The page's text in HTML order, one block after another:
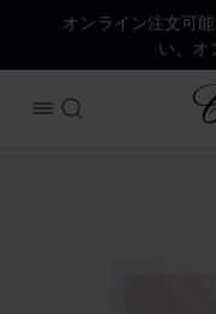
オンライン注文可
い、オ
メニューを開く
検索する